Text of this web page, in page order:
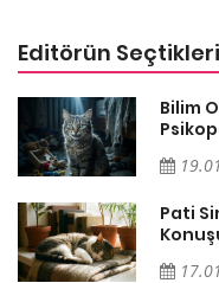
Editörün Seçtikleri
Bilim
Pati